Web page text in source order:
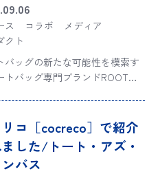
ス コラボ
メディア
クト
バッグの新たな可能性を模索す
トバッグ専門ブランドROOTOT
トを2006年から数多く手掛けて
。そのひとつが、ファッション
コ［cocreco］で紹介
した/トート・アズ・
バス